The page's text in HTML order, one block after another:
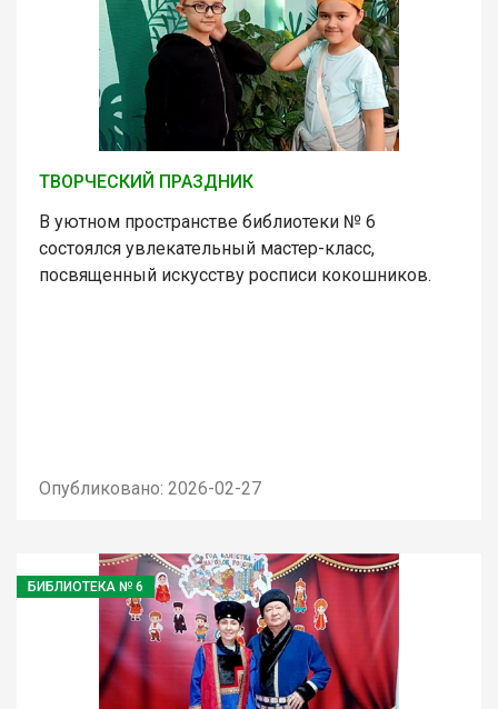
ТВОРЧЕСКИЙ ПРАЗДНИК
В уютном пространстве библиотеки № 6
состоялся увлекательный мастер-класс,
посвященный искусству росписи кокошников.
Опубликовано: 2026-02-27
БИБЛИОТЕКА № 6